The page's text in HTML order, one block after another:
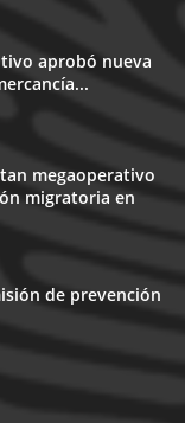
aprobó nueva
megaoperativo
migratoria en
de prevención